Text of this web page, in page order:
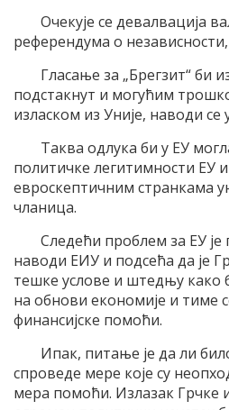
Очекује се девалвација
референдума о независности,
Гласање за „Брегзит“ би
подстакнут и могућим
изласком из Уније, наводи се
Таква одлука би у ЕУ
политичке легитимности ЕУ
евроскептичним странкама
чланица.
Следећи проблем за ЕУ је
наводи ЕИУ и подсећа да је
тешке услове и штедњу како
на обнови економије и тиме
финансијске помоћи.
Ипак, питање је да ли
спроведе мере које су
мера помоћи. Излазак Грчке